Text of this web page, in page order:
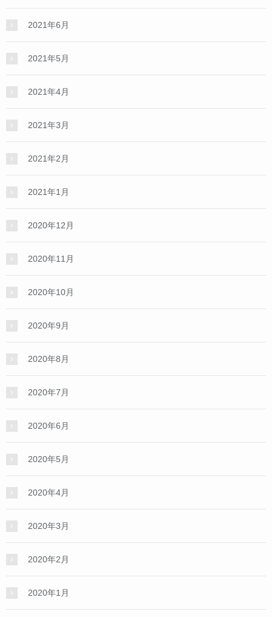
2021年6月
2021年5月
2021年4月
2021年3月
2021年2月
2021年1月
2020年12月
2020年11月
2020年10月
2020年9月
2020年8月
2020年7月
2020年6月
2020年5月
2020年4月
2020年3月
2020年2月
2020年1月